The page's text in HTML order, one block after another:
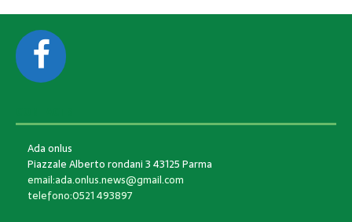
Ada onlus
Piazzale Alberto rondani 3 43125 Parma
email:ada.onlus.news@gmail.com
telefono:0521 493897